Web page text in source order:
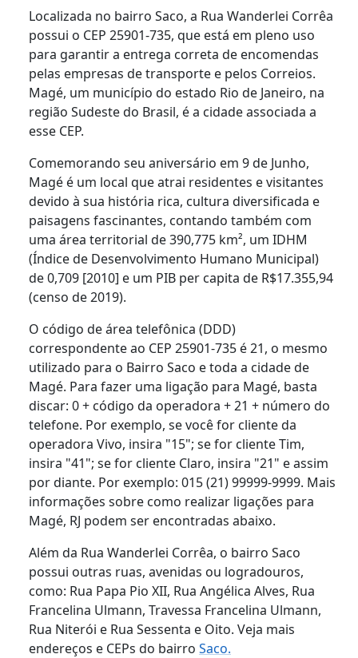
Localizada no bairro Saco, a Rua Wanderlei Corrêa
possui o CEP 25901-735, que está em pleno uso
para garantir a entrega correta de encomendas
pelas empresas de transporte e pelos Correios.
Magé, um município do estado Rio de Janeiro, na
região Sudeste do Brasil, é a cidade associada a
esse CEP.
Comemorando seu aniversário em 9 de Junho,
Magé é um local que atrai residentes e visitantes
devido à sua história rica, cultura diversificada e
paisagens fascinantes, contando também com
uma área territorial de 390,775 km², um IDHM
(Índice de Desenvolvimento Humano Municipal)
de 0,709 [2010] e um PIB per capita de R$17.355,94
(censo de 2019).
O código de área telefônica (DDD)
correspondente ao CEP 25901-735 é 21, o mesmo
utilizado para o Bairro Saco e toda a cidade de
Magé. Para fazer uma ligação para Magé, basta
discar: 0 + código da operadora + 21 + número do
telefone. Por exemplo, se você for cliente da
operadora Vivo, insira "15"; se for cliente Tim,
insira "41"; se for cliente Claro, insira "21" e assim
por diante. Por exemplo: 015 (21) 99999-9999. Mais
informações sobre como realizar ligações para
Magé, RJ podem ser encontradas abaixo.
Além da Rua Wanderlei Corrêa, o bairro Saco
possui outras ruas, avenidas ou logradouros,
como: Rua Papa Pio XII, Rua Angélica Alves, Rua
Francelina Ulmann, Travessa Francelina Ulmann,
Rua Niterói e Rua Sessenta e Oito. Veja mais
endereços e CEPs do bairro Saco.